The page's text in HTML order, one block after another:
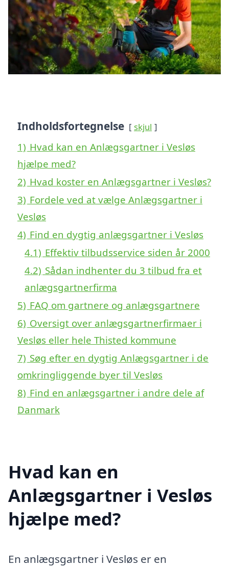
Indholdsfortegnelse skjul
1) Hvad kan en Anlægsgartner i Vesløs
hjælpe med?
2) Hvad koster en Anlægsgartner i Vesløs?
3) Fordele ved at vælge Anlægsgartner i
Vesløs
4) Find en dygtig anlægsgartner i Vesløs
4.1) Effektiv tilbudsservice siden år 2000
4.2) Sådan indhenter du 3 tilbud fra et
anlægsgartnerfirma
5) FAQ om gartnere og anlægsgartnere
6) Oversigt over anlægsgartnerfirmaer i
Vesløs eller hele Thisted kommune
7) Søg efter en dygtig Anlægsgartner i de
omkringliggende byer til Vesløs
8) Find en anlægsgartner i andre dele af
Danmark
Hvad kan en
Anlægsgartner i Vesløs
hjælpe med?
En anlægsgartner i Vesløs er en